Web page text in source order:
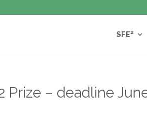
SFE²
Prize – deadline